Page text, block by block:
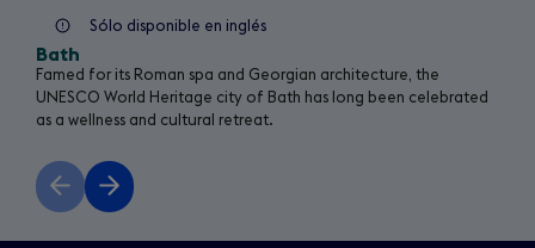
Sólo disponible en inglés
Bath
Famed for its Roman spa and Georgian architecture, the
UNESCO World Heritage city of Bath has long been celebrated
as a wellness and cultural retreat.
Previous
slide
Next
slide